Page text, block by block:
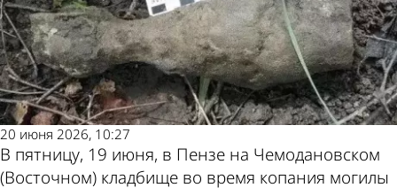
20 июня 2026, 10:27
В пятницу, 19 июня, в Пензе на Чемодановском
(Восточном) кладбище во время копания могилы